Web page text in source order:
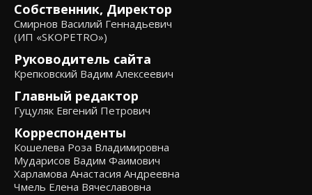
Собственник, Директор
Смирнов Василий Геннадьевич
(ИП «SKOPETRO»)
Руководитель сайта
Крепковский Вадим Алексеевич
Главный редактор
Гуцуляк Евгений Петрович
Корреспонденты
Кошелева Роза Владимировна
Мударисов Вадим Фаимович
Харламова Анастасия Андреевна
Чмель Елена Вячеславовна